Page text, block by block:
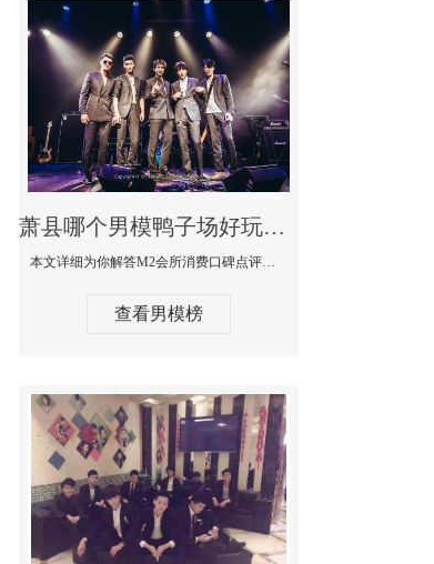
萧县哪个男模鸭子场好玩陪酒服务好-M2会所KTV消费口碑点评
本文详细为你解答M2会所消费口碑点评，更多关于哪个男模鸭子场好玩陪酒服务好免费咨询1333 867 6881微信同步！
查看男模榜